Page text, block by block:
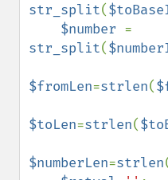
str_split(
$number
str_split(
$fromLen=strlen(
$toLen=strlen(
$numberLen=strlen